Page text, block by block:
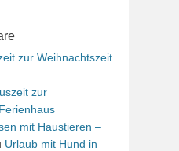
zur Weihnachtszeit
zur
mit Haustieren –
Urlaub mit Hund in